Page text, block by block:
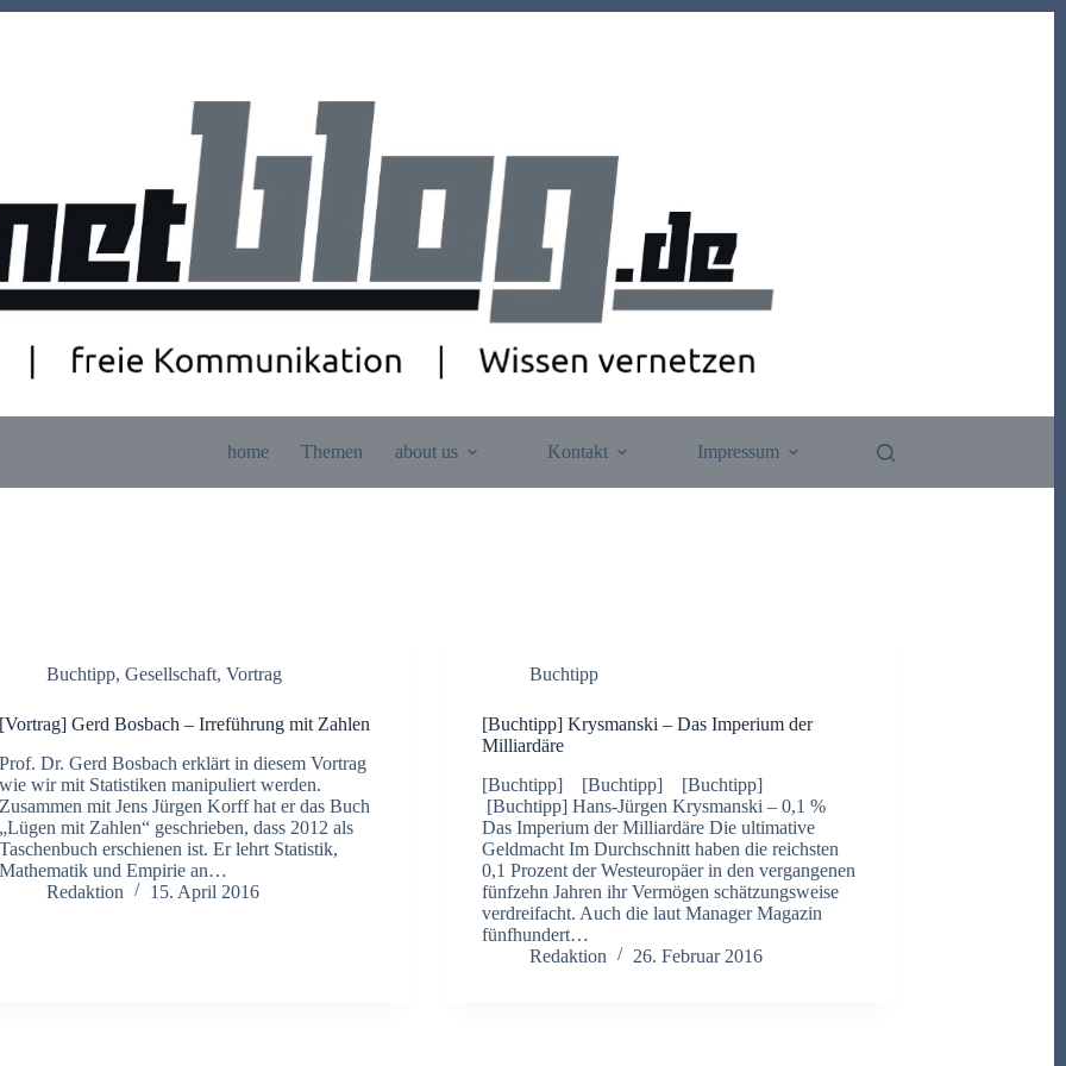
home Themen about us Kontakt Impressum
Buchtipp, Gesellschaft, Vortrag
[Vortrag] Gerd Bosbach – Irreführung mit Zahlen
Prof. Dr. Gerd Bosbach erklärt in diesem Vortrag
wie wir mit Statistiken manipuliert werden.
Zusammen mit Jens Jürgen Korff hat er das Buch
„Lügen mit Zahlen“ geschrieben, dass 2012 als
Taschenbuch erschienen ist. Er lehrt Statistik,
Mathematik und Empirie an…
Redaktion
15. April 2016
Buchtipp
[Buchtipp] Krysmanski – Das Imperium der
Milliardäre
[Buchtipp] [Buchtipp] [Buchtipp]
[Buchtipp] Hans-Jürgen Krysmanski – 0,1 %
Das Imperium der Milliardäre Die ultimative
Geldmacht Im Durchschnitt haben die reichsten
0,1 Prozent der Westeuropäer in den vergangenen
fünfzehn Jahren ihr Vermögen schätzungsweise
verdreifacht. Auch die laut Manager Magazin
fünfhundert…
Redaktion
26. Februar 2016